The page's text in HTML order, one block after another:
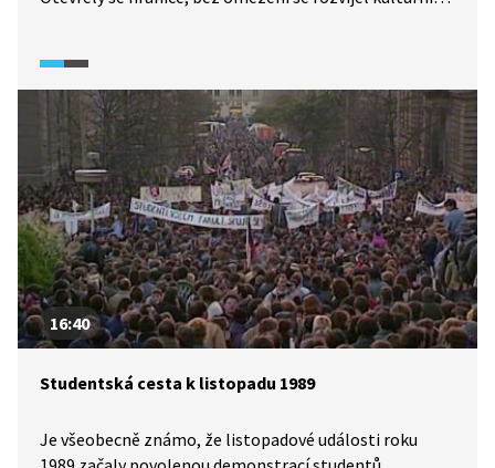
vzpomínají někdejší drogově závislí: Roman Povala,
Dominik Ivanys a Krištof Rimský.
16:40
Studentská cesta k listopadu 1989
Je všeobecně známo, že listopadové události roku